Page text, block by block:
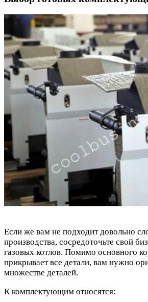
Если же вам не подходит довольно
производства, сосредоточьте свой
газовых котлов. Помимо основного
прикрывает все детали, вам нужно
множестве деталей.
К комплектующим относятся: